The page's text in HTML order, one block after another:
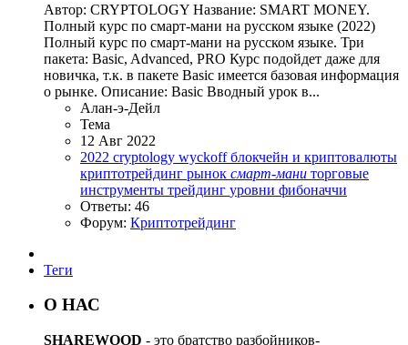
Автор: CRYPTOLOGY Название: SMART MONEY.
Полный курс по смарт-мани на русском языке (2022)
Полный курс по смарт-мани на русском языке. Три
пакета: Basic, Advanced, PRO Курс подойдет даже для
новичка, т.к. в пакете Basic имеется базовая информация
о рынке. Описание: Basic Вводный урок в...
Алан-э-Дейл
Тема
12 Авг 2022
2022 cryptology wyckoffблокчейн и криптовалюты
криптотрейдинг рынок смарт-мани торговые
инструменты трейдинг уровни фибоначчи
Ответы: 46
Форум: Криптотрейдинг
Теги
О НАС
SHAREWOOD - это братство разбойников-